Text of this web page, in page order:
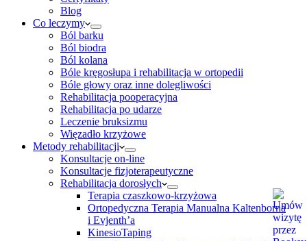
Blog
Co leczymy
Ból barku
Ból biodra
Ból kolana
Bóle kręgosłupa i rehabilitacja w ortopedii
Bóle głowy oraz inne dolegliwości
Rehabilitacja pooperacyjna
Rehabilitacja po udarze
Leczenie bruksizmu
Więzadło krzyżowe
Metody rehabilitacji
Konsultacje on-line
Konsultacje fizjoterapeutyczne
Rehabilitacja dorosłych
Terapia czaszkowo-krzyżowa
Ortopedyczna Terapia Manualna Kaltenborna
i Evjenth’a
KinesioTaping